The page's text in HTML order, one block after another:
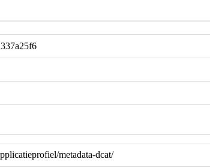
metadata-dcat/